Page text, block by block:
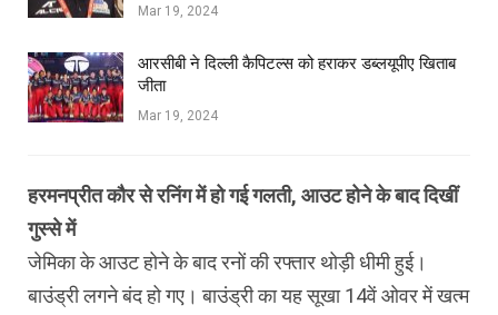
Mar 19, 2024
आरसीबी ने दिल्ली कैपिटल्स को हराकर डब्लयूपीए खिताब
जीता
Mar 19, 2024
हरमनप्रीत कौर से रनिंग में हो गई गलती, आउट होने के बाद दिखीं
गुस्से में
जेमिका के आउट होने के बाद रनों की रफ्तार थोड़ी धीमी हुई।
बाउंड्री लगने बंद हो गए। बाउंड्री का यह सूखा 14वें ओवर में खत्म